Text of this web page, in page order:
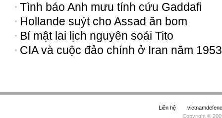
Tình báo Anh mưu tính cứu Gaddafi
Hollande suýt cho Assad ăn bom
Bí mật lai lịch nguyên soái Tito
CIA và cuộc đảo chính ở Iran năm 1953
Liên hệ
Copyright ©